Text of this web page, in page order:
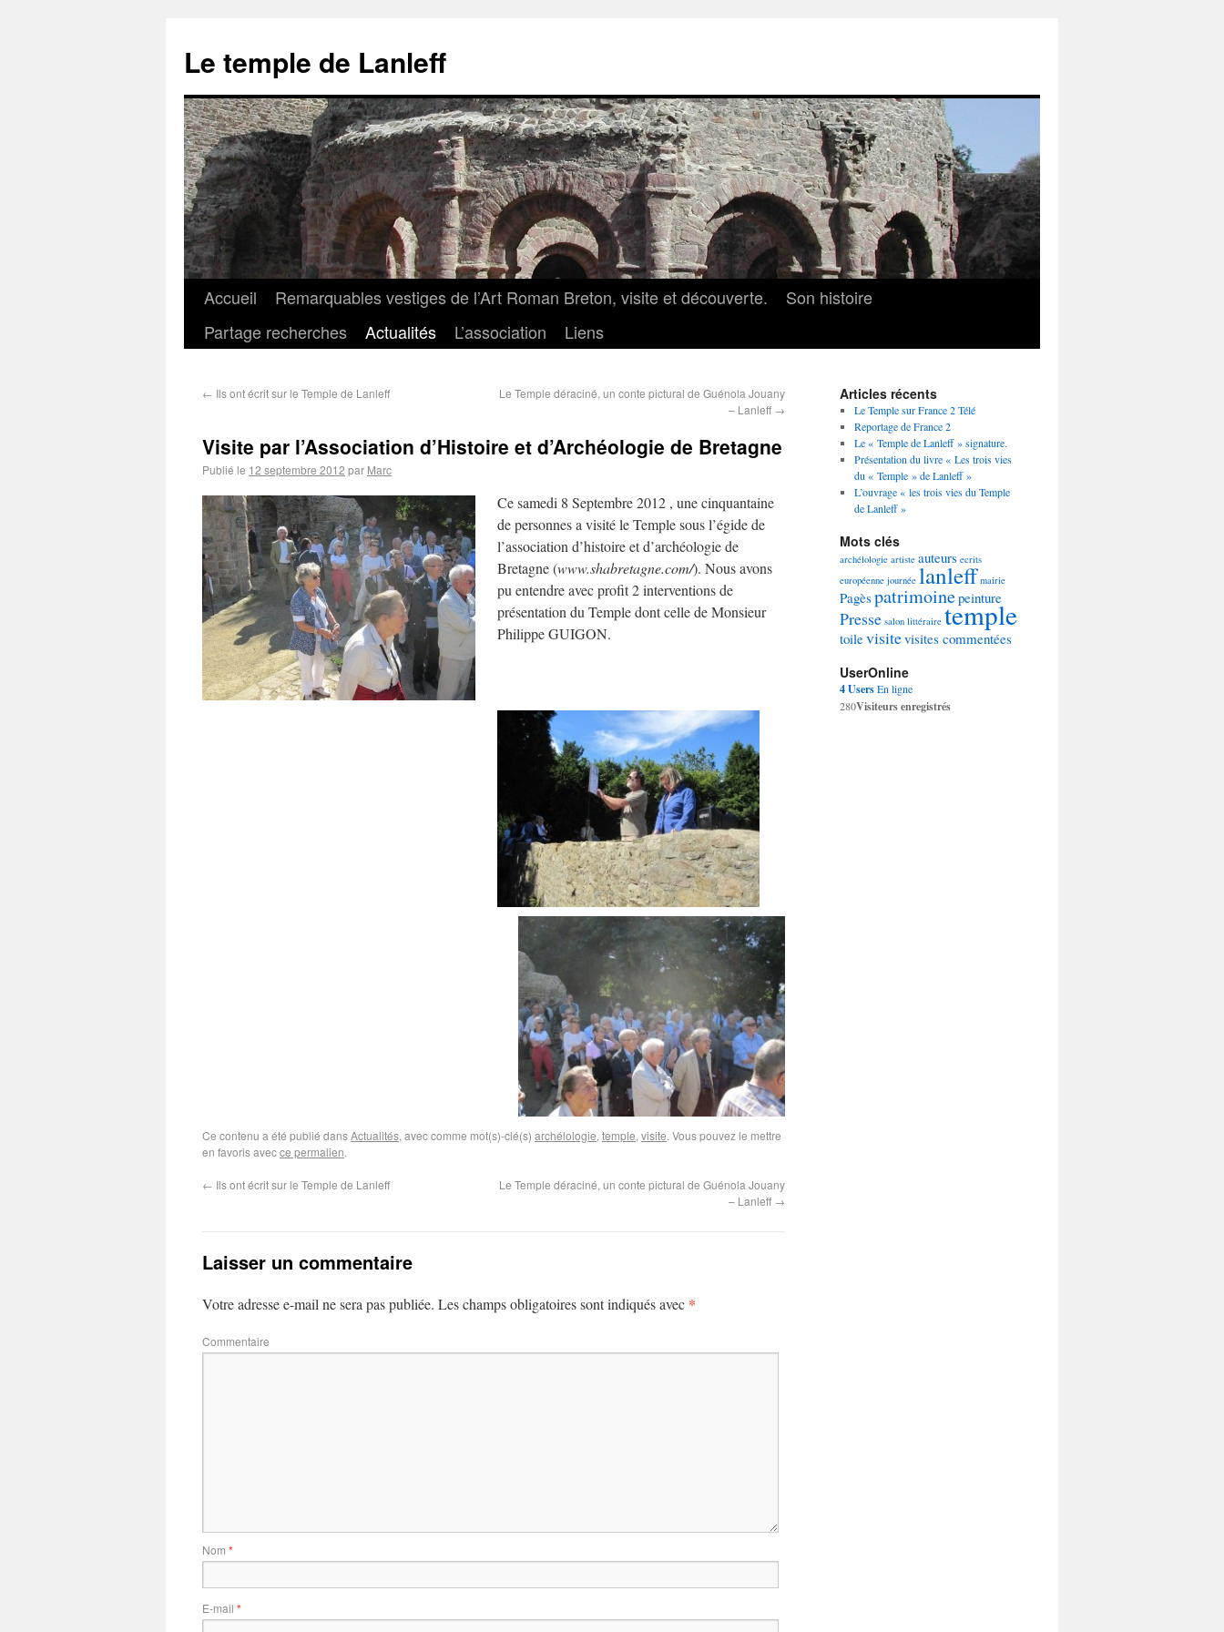
Le temple de Lanleff
Accueil Remarquables vestiges de l’Art Roman Breton, visite et découverte.
Son histoire
Partage recherches
Actualités L’association Liens
← Ils ont écrit sur le Temple de Lanleff
Le Temple déraciné, un conte pictural de Guénola Jouany
– Lanleff →
Visite par l’Association d’Histoire et d’Archéologie de Bretagne
Publié le 12 septembre 2012 par Marc
Ce samedi 8 Septembre 2012 , une cinquantaine
de personnes a visité le Temple sous l’égide de
l’association d’histoire et d’archéologie de
Bretagne (www.shabretagne.com/). Nous avons
pu entendre avec profit 2 interventions de
présentation du Temple dont celle de Monsieur
Philippe GUIGON.
Ce contenu a été publié dansActualités, avec comme mot(s)-clé(s) archélologie, temple, visite. Vous pouvez le mettre
en favoris avecce permalien.
← Ils ont écrit sur le Temple de Lanleff
Le Temple déraciné, un conte pictural de Guénola Jouany
– Lanleff →
Laisser un commentaire
Votre adresse e-mail ne sera pas publiée. Les champs obligatoires sont indiqués avec *
Commentaire
Nom *
E-mail *
Articles récents
Le Temple sur France 2 Télé
Reportage de France 2
Le « Temple de Lanleff » signature.
Présentation du livre « Les trois vies
du « Temple » de Lanleff »
L’ouvrage « les trois vies du Temple
de Lanleff »
Mots clés
archélologie artiste auteurs ecrits
européenne journée lanleff mairie
Pagèspatrimoinepeinture
Presse salon littéraire temple
toilevisitevisites commentées
UserOnline
4 UsersEn ligne
280Visiteurs enregistrés